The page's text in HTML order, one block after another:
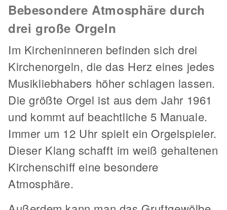
Bebesondere Atmosphäre durch
drei große Orgeln
Im Kircheninneren befinden sich drei
Kirchenorgeln, die das Herz eines jedes
Musikliebhabers höher schlagen lassen.
Die größte Orgel ist aus dem Jahr 1961
und kommt auf beachtliche 5 Manuale.
Immer um 12 Uhr spielt ein Orgelspieler.
Dieser Klang schafft im weiß gehaltenen
Kirchenschiff eine besondere
Atmosphäre.